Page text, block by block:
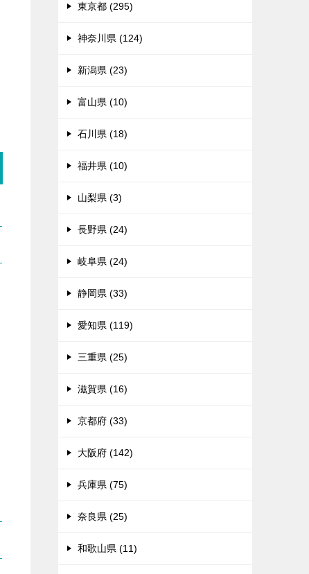
東京都 (295)
神奈川県 (124)
新潟県 (23)
富山県 (10)
石川県 (18)
福井県 (10)
山梨県 (3)
長野県 (24)
岐阜県 (24)
静岡県 (33)
愛知県 (119)
三重県 (25)
滋賀県 (16)
京都府 (33)
大阪府 (142)
兵庫県 (75)
奈良県 (25)
和歌山県 (11)